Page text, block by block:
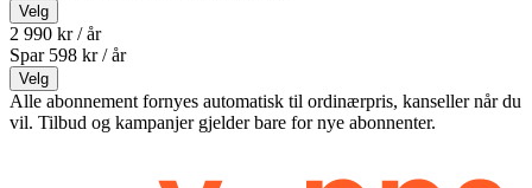
Velg
2 990 kr / år
Spar 598 kr /år
Velg
Alle abonnement fornyes automatisk til ordinærpris, kanseller når du
vil. Tilbud og kampanjer gjelder bare for nye abonnenter.